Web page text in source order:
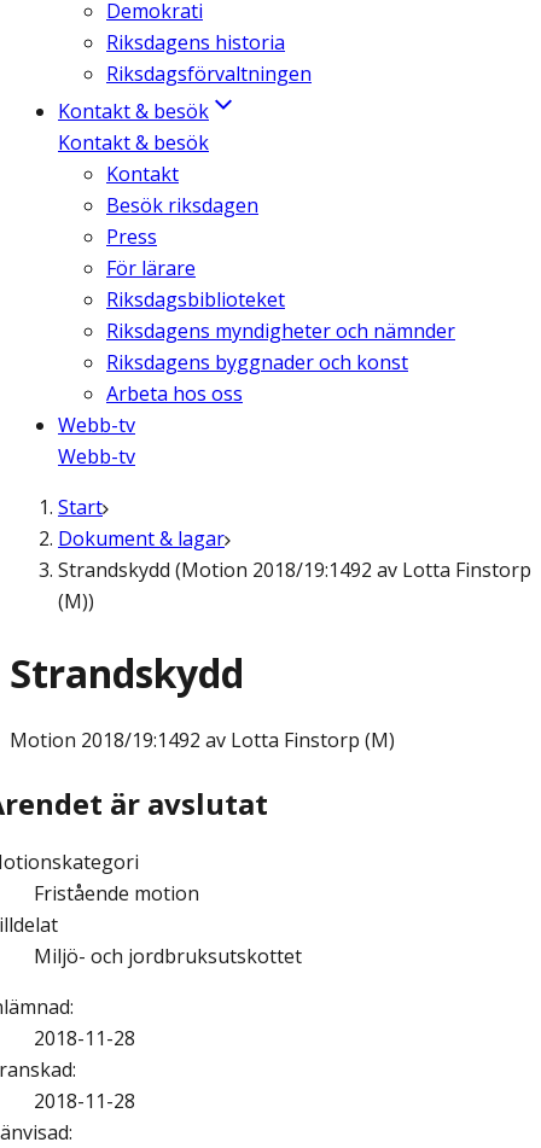
Demokrati
Riksdagens historia
Riksdagsförvaltningen
Kontakt & besök
Kontakt & besök
Kontakt
Besök riksdagen
Press
För lärare
Riksdagsbiblioteket
Riksdagens myndigheter och nämnder
Riksdagens byggnader och konst
Arbeta hos oss
Webb-tv
Webb-tv
Start
Dokument & lagar
Strandskydd (Motion 2018/19:1492 av Lotta Finstorp
(M))
Strandskydd
Motion 2018/19:1492 av Lotta Finstorp (M)
är avslutat
Fristående motion
Miljö- och jordbruksutskottet
:
2018-11-28
:
2018-11-28
: